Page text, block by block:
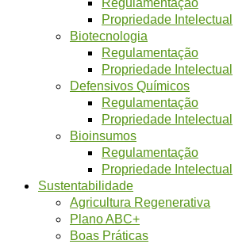
Propriedade Intelectual
Biotecnologia
Regulamentação
Propriedade Intelectual
Defensivos Químicos
Regulamentação
Propriedade Intelectual
Bioinsumos
Regulamentação
Propriedade Intelectual
Sustentabilidade
Agricultura Regenerativa
Plano ABC+
Boas Práticas